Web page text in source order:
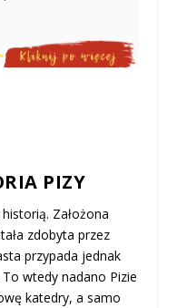
PIZY
Założona
zdobyta przez
przypada jednak
wtedy nadano Pizie
katedry, a samo